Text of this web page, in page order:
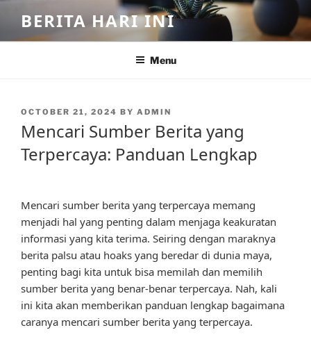
content
BERITA HARI INI
Menu
POSTED
OCTOBER 21, 2024 BY ADMIN
Mencari Sumber Berita yang
Terpercaya: Panduan Lengkap
Mencari sumber berita yang terpercaya memang
menjadi hal yang penting dalam menjaga keakuratan
informasi yang kita terima. Seiring dengan maraknya
berita palsu atau hoaks yang beredar di dunia maya,
penting bagi kita untuk bisa memilah dan memilih
sumber berita yang benar-benar terpercaya. Nah, kali
ini kita akan memberikan panduan lengkap bagaimana
caranya mencari sumber berita yang terpercaya.